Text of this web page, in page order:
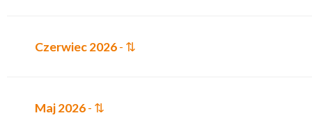
Czerwiec 2026- ⇅
Maj 2026- ⇅